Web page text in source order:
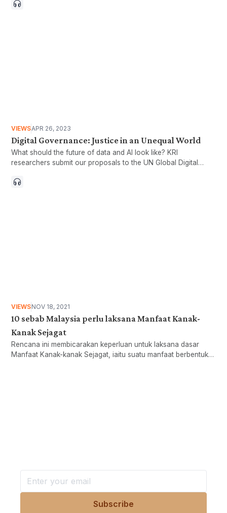
VIEWSAPR 26, 2023
Digital Governance: Justice in an Unequal World
What should the future of data and AI look like? KRI
researchers submit our proposals to the UN Global Digital
VIEWSNOV 18, 2021
10 sebab Malaysia perlu laksana Manfaat Kanak-
Kanak Sejagat
Rencana ini membicarakan keperluan untuk laksana dasar
Manfaat Kanak-kanak Sejagat, iaitu suatu manfaat berbentuk